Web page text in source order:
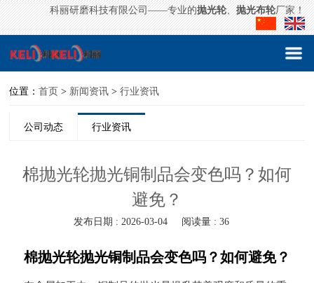
科丽研磨科技有限公司——专业的抛光轮、抛光布轮厂家！
位置：首页 > 新闻资讯 >行业资讯
公司动态 行业资讯
棉抛光轮抛光铜制品会变色吗？如何
避免？
发布日期 : 2026-03-04 阅读量 : 36
棉抛光轮抛光铜制品会变色吗？如何避免？